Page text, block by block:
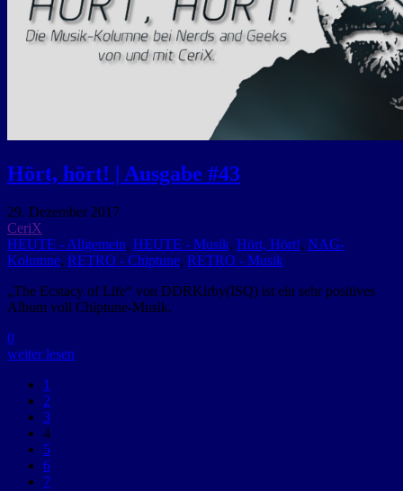
Hört, hört! | Ausgabe #43
29. Dezember 2017
CeriX
HEUTE - Allgemein, HEUTE - Musik, Hört, Hört!, NAG-
Kolumne, RETRO - Chiptune, RETRO - Musik
„The Ecstacy of Life“ von DDRKirby(ISQ) ist ein sehr positives
Album voll Chiptune-Musik.
0
weiter lesen
1
2
3
4
5
6
7